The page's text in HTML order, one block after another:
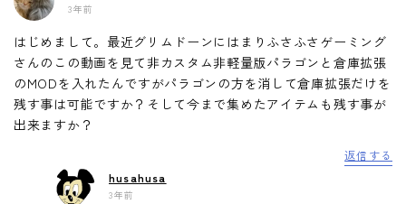
3年前
はじめまして。最近グリムドーンにはまりふさふさゲーミング
さんのこの動画を見て非カスタム非軽量版パラゴンと倉庫拡張
のMODを入れたんですがパラゴンの方を消して倉庫拡張だけを
残す事は可能ですか？そして今まで集めたアイテムも残す事が
出来ますか？
返信する
husahusa
3年前